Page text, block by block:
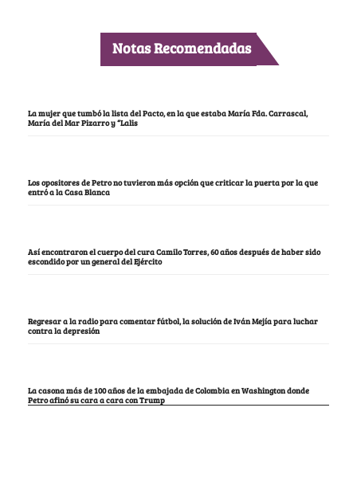
Notas Recomendadas
La mujer que tumbó la lista del Pacto, en la que estaba María Fda. Carrascal,
María del Mar Pizarro y “Lalis
Los opositores de Petro no tuvieron más opción que criticar la puerta por la que
entró a la Casa Blanca
Así encontraron el cuerpo del cura Camilo Torres, 60 años después de haber sido
escondido por un general del Ejército
Regresar a la radio para comentar fútbol, la solución de Iván Mejía para luchar
contra la depresión
La casona más de 100 años de la embajada de Colombia en Washington donde
Petro afinó su cara a cara con Trump